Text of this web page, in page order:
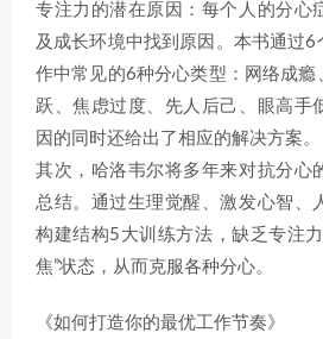
专注力的潜在原因：每个人的分心
及成长环境中找到原因。本书通过
作中常见的6种分心类型：网络成瘾
跃、焦虑过度、先人后己、眼高手
因的同时还给出了相应的解决方案。
其次，哈洛韦尔将多年来对抗分心
总结。通过生理觉醒、激发心智、
构建结构5大训练方法，缺乏专注
焦”状态，从而克服各种分心。
《如何打造你的最优工作节奏》